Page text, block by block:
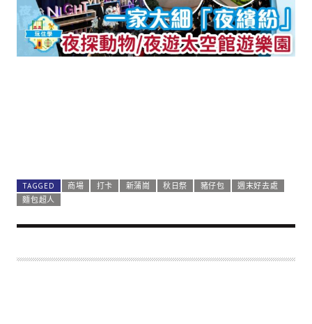
TAGGED 商場 打卡 新蒲崗 秋日祭 豬仔包
週末好去處
麵包超人